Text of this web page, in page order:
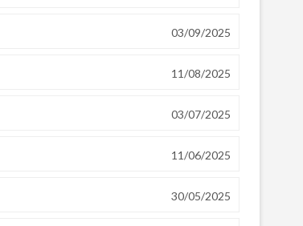
03/09/2025
11/08/2025
03/07/2025
11/06/2025
30/05/2025